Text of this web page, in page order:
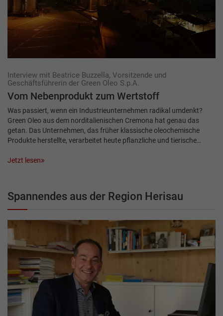
Interview mit Beatrice Buzzella, Vorsitzende und
Geschäftsführerin der Green Oleo S.p.A.
Vom Nebenprodukt zum Wertstoff
Was passiert, wenn ein Industrieunternehmen radikal umdenkt?
Green Oleo aus dem norditalienischen Cremona hat genau das
getan. Das Unternehmen, das früher klassische oleochemische
Produkte herstellte, verarbeitet heute pflanzliche und tierische…
Jetzt lesen
Spannendes aus der Region Herisau